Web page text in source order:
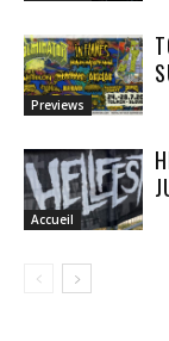
Previews
Accueil